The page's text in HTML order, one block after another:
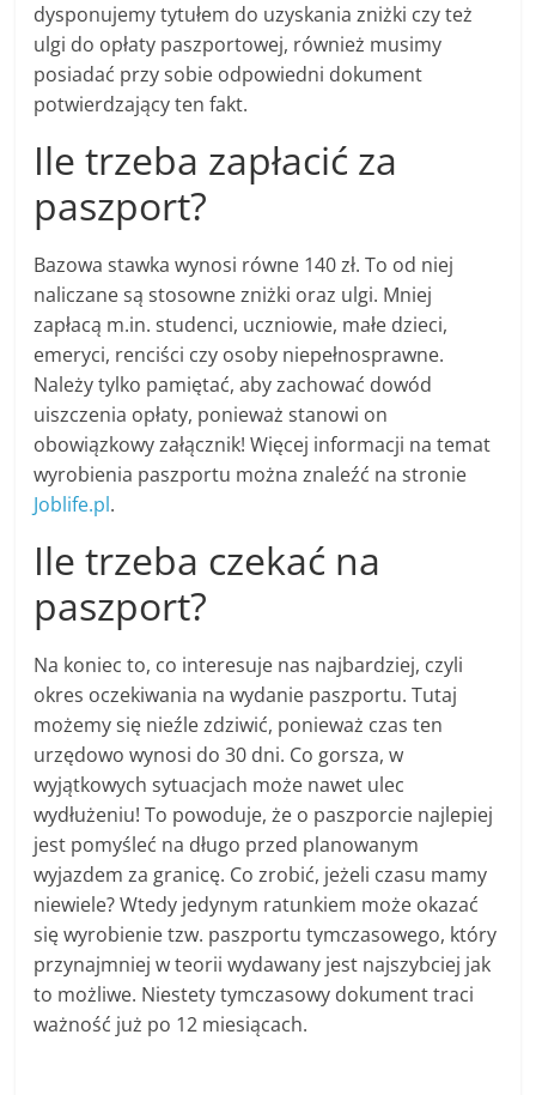
dysponujemy tytułem do uzyskania zniżki czy też
ulgi do opłaty paszportowej, również musimy
posiadać przy sobie odpowiedni dokument
potwierdzający ten fakt.
Ile trzeba zapłacić za
paszport?
Bazowa stawka wynosi równe 140 zł. To od niej
naliczane są stosowne zniżki oraz ulgi. Mniej
zapłacą m.in. studenci, uczniowie, małe dzieci,
emeryci, renciści czy osoby niepełnosprawne.
Należy tylko pamiętać, aby zachować dowód
uiszczenia opłaty, ponieważ stanowi on
obowiązkowy załącznik! Więcej informacji na temat
wyrobienia paszportu można znaleźć na stronie
Joblife.pl.
Ile trzeba czekać na
paszport?
Na koniec to, co interesuje nas najbardziej, czyli
okres oczekiwania na wydanie paszportu. Tutaj
możemy się nieźle zdziwić, ponieważ czas ten
urzędowo wynosi do 30 dni. Co gorsza, w
wyjątkowych sytuacjach może nawet ulec
wydłużeniu! To powoduje, że o paszporcie najlepiej
jest pomyśleć na długo przed planowanym
wyjazdem za granicę. Co zrobić, jeżeli czasu mamy
niewiele? Wtedy jedynym ratunkiem może okazać
się wyrobienie tzw. paszportu tymczasowego, który
przynajmniej w teorii wydawany jest najszybciej jak
to możliwe. Niestety tymczasowy dokument traci
ważność już po 12 miesiącach.